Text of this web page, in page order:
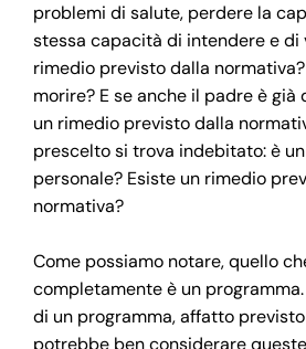
problemi di salute, perdere la
stessa capacità di intendere e di
rimedio previsto dalla
morire? E se anche il padre è già
un rimedio previsto dalla
prescelto si trova indebitato: è
personale? Esiste un rimedio
normativa?
Come possiamo notare, quello
completamente è un
di un programma, affatto
potrebbe ben considerare